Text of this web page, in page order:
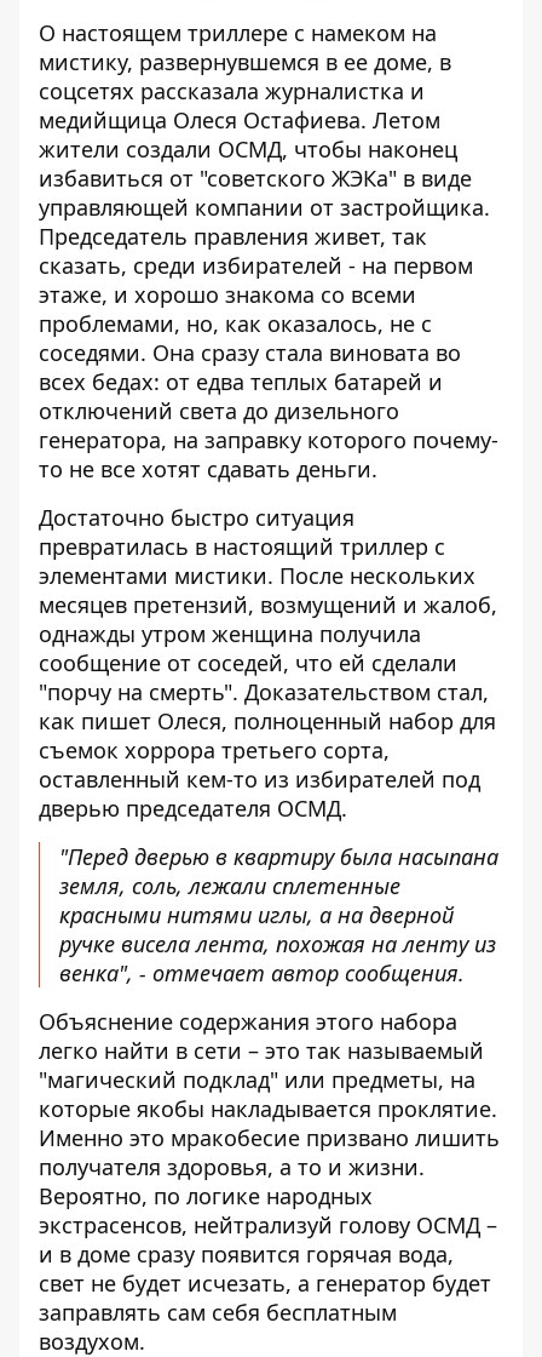
О настоящем триллере с намеком на
мистику, развернувшемся в ее доме, в
соцсетях рассказала журналистка и
медийщица Олеся Остафиева. Летом
жители создали ОСМД, чтобы наконец
избавиться от "советского ЖЭКа" в виде
управляющей компании от застройщика.
Председатель правления живет, так
сказать, среди избирателей - на первом
этаже, и хорошо знакома со всеми
проблемами, но, как оказалось, не с
соседями. Она сразу стала виновата во
всех бедах: от едва теплых батарей и
отключений света до дизельного
генератора, на заправку которого почему-
то не все хотят сдавать деньги.
Достаточно быстро ситуация
превратилась в настоящий триллер с
элементами мистики. После нескольких
месяцев претензий, возмущений и жалоб,
однажды утром женщина получила
сообщение от соседей, что ей сделали
"порчу на смерть". Доказательством стал,
как пишет Олеся, полноценный набор для
съемок хоррора третьего сорта,
оставленный кем-то из избирателей под
дверью председателя ОСМД.
"Перед дверью в квартиру была насыпана
земля, соль, лежали сплетенные
красными нитями иглы, а на дверной
ручке висела лента, похожая на ленту из
венка", - отмечает автор сообщения.
Объяснение содержания этого набора
легко найти в сети – это так называемый
"магический подклад" или предметы, на
которые якобы накладывается проклятие.
Именно это мракобесие призвано лишить
получателя здоровья, а то и жизни.
Вероятно, по логике народных
экстрасенсов, нейтрализуй голову ОСМД –
и в доме сразу появится горячая вода,
свет не будет исчезать, а генератор будет
заправлять сам себя бесплатным
воздухом.